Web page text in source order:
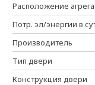
Расположение
Потр. эл/энергии в
Производитель
Тип двери
Конструкция двери